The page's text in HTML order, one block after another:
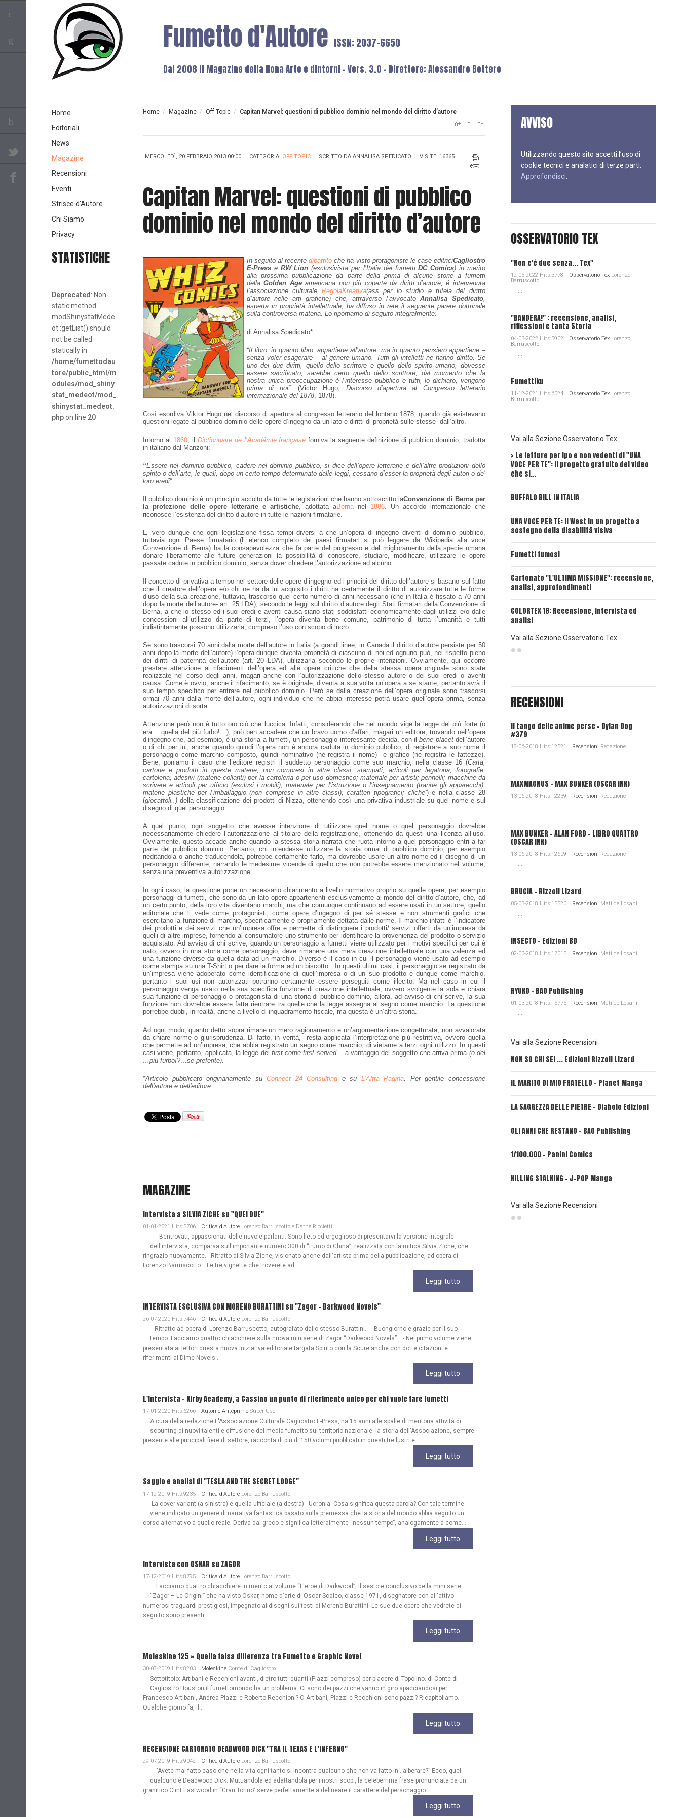
Fumetto d'Autore ISSN: 2037-6650
Dal 2008 il Magazine della Nona Arte e dintorni - Vers. 3.0 - Direttore: Alessandro Bottero
Home / Magazine / Off Topic / Capitan Marvel: questioni di pubblico dominio nel mondo del diritto d’autore
MERCOLEDÌ, 20 FEBBRAIO 2013 00:00 CATEGORIA: OFF TOPIC SCRITTO DA ANNALISA SPEDICATO VISITE: 16365
Capitan Marvel: questioni di pubblico
dominio nel mondo del diritto d’autore
In seguito al recentedibattitoche ha visto protagoniste le case editriciCagliostro
E-Presse RW Lion (esclusivista per l’Italia dei fumettiDC Comics) in merito
alla prossima pubblicazione da parte della prima di alcune storie a fumetti
dellaGolden Ageamericana non più coperte da diritti d’autore, é intervenuta
l’associazione culturale RegolaKreativa(ass per lo studio e tutela del diritto
d’autore nelle arti grafiche) che, attraverso l’avvocatoAnnalisa Spedicato,
esperta in proprietà intellettuale, ha diffuso in rete il seguente parere dottrinale
sulla controversa materia. Lo riportiamo di seguito integralmente:
di Annalisa Spedicato*
“Il libro, in quanto libro, appartiene all’autore, ma in quanto pensiero appartiene –
senza voler esagerare – al genere umano. Tutti gli intelletti ne hanno diritto. Se
uno dei due diritti, quello dello scrittore e quello dello spirito umano, dovesse
essere sacrificato, sarebbe certo quello dello scrittore, dal momento che la
nostra unica preoccupazione è l’interesse pubblico e tutti, lo dichiaro, vengono
prima di noi”.
(Victor Hugo, Discorso d’apertura al Congresso letterario
internazionale del 1878, 1878).
Così esordiva Viktor Hugo nel discorso di apertura al congresso letterario del lontano 1878, quando già esistevano
questioni legate al pubblico dominio delle opere d’ingegno da un lato e diritti di proprietà sulle stesse dall’altro.
Intorno al 1860, il Dictionnaire de l’Académie française forniva la seguente definizione di pubblico dominio, tradotta
in italiano dal Manzoni:
“Essere nel dominio pubblico, cadere nel dominio pubblico, si dice dell’opere letterarie e dell’altre produzioni dello
spirito o dell’arte, le quali, dopo un certo tempo determinato dalle leggi, cessano d’esser la proprietà degli autori o de’
loro eredi”.
Il pubblico dominio è un principio accolto da tutte le legislazioni che hanno sottoscritto laConvenzione di Berna per
la protezione delle opere letterarie e artistiche, adottata aBernanel 1886. Un accordo internazionale che
riconosce l’esistenza del diritto d’autore in tutte le nazioni firmatarie.
E’ vero dunque che ogni legislazione fissa tempi diversi a che un’opera di ingegno diventi di dominio pubblico,
tuttavia ogni Paese firmatario (l’ elenco completo dei paesi firmatari si può leggere da Wikipedia alla voce
Convenzione di Berna) ha la consapevolezza che fa parte del progresso e del miglioramento della specie umana
donare liberamente alle future generazioni la possibilità di conoscere, studiare, modificare, utilizzare le opere
passate cadute in pubblico dominio, senza dover chiedere l’autorizzazione ad alcuno.
Il concetto di privativa a tempo nel settore delle opere d’ingegno ed i principi del diritto dell’autore si basano sul fatto
che il creatore dell’opera e/o chi ne ha da lui acquisito i diritti ha certamente il diritto di autorizzare tutte le forme
d’uso della sua creazione, tuttavia, trascorso quel certo numero di anni necessario (che in Italia è fissato a 70 anni
dopo la morte dell’autore- art. 25 LDA), secondo le leggi sul diritto d’autore degli Stati firmatari della Convenzione di
Berna, a che lo stesso ed i suoi eredi e aventi causa siano stati soddisfatti economicamente dagli utilizzi e/o dalle
concessioni all’utilizzo da parte di terzi, l’opera diventa bene comune, patrimonio di tutta l’umanità e tutti
indistintamente possono utilizzarla, compreso l’uso con scopo di lucro.
Se sono trascorsi 70 anni dalla morte dell’autore in Italia (a grandi linee, in Canada il diritto d’autore persiste per 50
anni dopo la morte dell’autore) l’opera dunque diventa proprietà di ciascuno di noi ed ognuno può, nel rispetto pieno
dei diritti di paternità dell’autore (art. 20 LDA), utilizzarla secondo le proprie intenzioni. Ovviamente, qui occorre
prestare attenzione ai rifacimenti dell’opera ed alle opere critiche che della stessa opera originale sono state
realizzate nel corso degli anni, magari anche con l’autorizzazione dello stesso autore o dei suoi eredi o aventi
causa. Come è ovvio, anche il rifacimento, se è originale, diventa a sua volta un’opera a se stante, pertanto avrà il
suo tempo specifico per entrare nel pubblico dominio. Però se dalla creazione dell’opera originale sono trascorsi
ormai 70 anni dalla morte dell’autore, ogni individuo che ne abbia interesse potrà usare quell’opera prima, senza
autorizzazioni di sorta.
Attenzione però non è tutto oro ciò che luccica. Infatti, considerando che nel mondo vige la legge del più forte (o
era… quella del più furbo!…), può ben accadere che un bravo uomo d’affari, magari un editore, trovando nell’opera
d’ingegno che, ad esempio, è una storia a fumetti, un personaggio interessante decida, con ilbene placet dell’autore
o di chi per lui, anche quando quindi l’opera non è ancora caduta in dominio pubblico, di registrare a suo nome il
personaggio come marchio composto, quindi nominativo (ne registra il nome) e grafico (ne registra le fattezze).
Bene, poniamo il caso che l’editore registri il suddetto personaggio come suo marchio, nella classe 16 (Carta,
cartone e prodotti in queste materie, non compresi in altre classi; stampati; articoli per legatoria; fotografie;
cartoleria; adesivi (materie collanti) per la cartoleria o per uso domestico; materiale per artisti; pennelli; macchine da
scrivere e articoli per ufficio (esclusi i mobili); materiale per l’istruzione o l’insegnamento (tranne gli apparecchi);
materie plastiche per l’imballaggio (non comprese in altre classi); caratteri tipografici; cliche’) e nella classe 28
(giocattoli..)della classificazione dei prodotti di Nizza, ottenendo così una privativa industriale su quel nome e sul
disegno di quel personaggio.
A quel punto, ogni soggetto che avesse intenzione di utilizzare quel nome o quel personaggio dovrebbe
necessariamente chiedere l’autorizzazione al titolare della registrazione, ottenendo da questi una licenza all’uso.
Ovviamente, questo accade anche quando la stessa storia narrata che ruota intorno a quel personaggio entri a far
parte del pubblico dominio. Pertanto, chi intendesse utilizzare la storia ormai di pubblico dominio, per esempio
rieditandola o anche traducendola, potrebbe certamente farlo, ma dovrebbe usare un altro nome ed il disegno di un
personaggio differente, narrando le medesime vicende di quello che non potrebbe essere menzionato nel volume,
senza una preventiva autorizzazione.
In ogni caso, la questione pone un necessario chiarimento a livello normativo proprio su quelle opere, per esempio
personaggi di fumetti, che sono da un lato opere appartenenti esclusivamente al mondo del diritto d’autore, che, ad
un certo punto, della loro vita diventano marchi, ma che comunque continuano ad essere usati in un settore, quello
editoriale che li vede come protagonisti, come opere d’ingegno di per sé stesse e non strumenti grafici che
esercitano la funzione di marchio, specificamente e propriamente dettata dalle norme. Il marchio infatti è l’indicatore
dei prodotti e dei servizi che un’impresa offre e permette di distinguere i prodotti/ servizi offerti da un’impresa da
quelli di altre imprese, fornendo al consumatore uno strumento per identificare la provenienza del prodotto o servizio
acquistato. Ad avviso di chi scrive, quando un personaggio a fumetti viene utilizzato per i motivi specifici per cui è
nato, ovvero in una storia come personaggio, deve rimanere una mera creazione intellettuale con una valenza ed
una funzione diverse da quella data ad un marchio. Diverso è il caso in cui il personaggio viene usato ad esempio
come stampa su una T-Shirt o per dare la forma ad un biscotto. In questi ultimi casi, il personaggio se registrato da
un’impresa viene adoperato come identificazione di quell’impresa o di un suo prodotto e dunque come marchio,
pertanto i suoi usi non autorizzati potranno certamente essere perseguiti come illecito. Ma nel caso in cui il
personaggio venga usato nella sua specifica funzione di creazione intellettuale, ovvero svolgente la sola e chiara
sua funzione di personaggio o protagonista di una storia di pubblico dominio, allora, ad avviso di chi scrive, la sua
funzione non dovrebbe essere fatta rientrare tra quelle che la legge assegna al segno come marchio. La questione
porrebbe dubbi, in realtà, anche a livello di inquadramento fiscale, ma questa è un’altra storia.
Ad ogni modo, quanto detto sopra rimane un mero ragionamento e un’argomentazione congetturata, non avvalorata
da chiare norme o giurisprudenza. Di fatto, in verità, resta applicata l’interpretazione più restrittiva, ovvero quella
che permette ad un’impresa, che abbia registrato un segno come marchio, di vietarne a terzi ogni utilizzo. In questi
casi viene, pertanto, applicata, la legge del first come first served… a vantaggio del soggetto che arriva prima (o del
…più furbo!?…se preferite).
*Articolo pubblicato originariamente suConnect 24 Consulting e su L'Altra Pagina. Per gentile concessione
dell'autore e dell'editore.
MAGAZINE
Intervista a SILVIA ZICHE su "QUEI DUE"
01-01-2021 Hits:5706 Critica d'AutoreLorenzo Barruscotto e Dafne Riccietti
Bentrovati, appassionati delle nuvole parlanti. Sono lieto ed orgoglioso di presentarvi la versione integrale
dell'intervista, comparsa sull'importante numero 300 di “Fumo di China”, realizzata con la mitica Silvia Ziche, che
ringrazio nuovamente. Ritratto di Silvia Ziche, visionato anche dall'artista prima della pubblicazione, ad opera di
Lorenzo Barruscotto. Le tre vignette che troverete ad...
Leggi tutto
INTERVISTA ESCLUSIVA CON MORENO BURATTINI su "Zagor - Darkwood Novels"
26-07-2020 Hits:7446 Critica d'AutoreLorenzo Barruscotto
Ritratto ad opera di Lorenzo Barruscotto, autografato dallo stesso Burattini. Buongiorno e grazie per il suo
tempo. Facciamo quattro chiacchiere sulla nuova miniserie di Zagor “Darkwood Novels”. - Nel primo volume viene
presentata ai lettori questa nuova iniziativa editoriale targata Spirito con la Scure anche con dotte citazioni e
riferimenti ai Dime Novels...
Leggi tutto
L'Intervista - Kirby Academy, a Cassino un punto di riferimento unico per chi vuole fare fumetti
17-01-2020 Hits:6266 Autori e AnteprimeSuper User
A cura della redazione L'Associazione Culturale Cagliostro E-Press, ha 15 anni alle spalle di meritoria attività di
scountng di nuovi talenti e diffusione del media fumetto sul territorio nazionale: la storia dell'Associazione, sempre
presente alle principali fiere di settore, racconta di più di 150 volumi pubblicati in questi tre lustri e...
Leggi tutto
Saggio e analisi di "TESLA AND THE SECRET LODGE"
17-12-2019 Hits:9235 Critica d'AutoreLorenzo Barruscotto
La cover variant (a sinistra) e quella ufficiale (a destra) Ucronia. Cosa significa questa parola? Con tale termine
viene indicato un genere di narrativa fantastica basato sulla premessa che la storia del mondo abbia seguito un
corso alternativo a quello reale. Deriva dal greco e significa letteralmente “nessun tempo”, analogamente a come...
Leggi tutto
Intervista con OSKAR su ZAGOR
17-12-2019 Hits:8795 Critica d'AutoreLorenzo Barruscotto
Facciamo quattro chiacchiere in merito al volume “L'eroe di Darkwood”, il sesto e conclusivo della mini serie
“Zagor – Le Origini” che ha visto Oskar, nome d'arte di Oscar Scalco, classe 1971, disegnatore con all'attivo
numerosi traguardi prestigiosi, impegnato ai disegni sui testi di Moreno Burattini. Le sue due opere che vedrete di
seguito sono presenti...
Leggi tutto
Moleskine 125 » Quella falsa differenza tra Fumetto e Graphic Novel
30-08-2019 Hits:8203 MoleskineConte di Cagliostro
Sottotitolo: Artibani e Recchioni avanti, dietro tutti quanti (Plazzi compreso) per piacere di Topolino. di Conte di
Cagliostro Houston il fumettomondo ha un problema. Ci sono dei pazzi che vanno in giro spacciandosi per
Francesco Artibani, Andrea Plazzi e Roberto Recchioni? O Artibani, Plazzi e Recchioni sono pazzi? Ricapitoliamo.
Qualche giorno fa, il...
Leggi tutto
RECENSIONE CARTONATO DEADWOOD DICK "TRA IL TEXAS E L'INFERNO"
29-07-2019 Hits:9042 Critica d'AutoreLorenzo Barruscotto
"Avete mai fatto caso che nella vita ogni tanto si incontra qualcuno che non va fatto in…alberare?” Ecco, quel
qualcuno è Deadwood Dick. Mutuandola ed adattandola per i nostri scopi, la celeberrima frase pronunciata da un
granitico Clint Eastwood in “Gran Torino” serve perfettamente a delineare il carattere del personaggio...
Leggi tutto
AVVISO
Utilizzando questo sito accetti l’uso di
cookie tecnici e analatici di terze parti.
Approfondisci
OSSERVATORIO TEX
"Non c'è due senza... Tex"
12-05-2022 Hits:3778 Osservatorio TexLorenzo
Barruscotto
...
"BANDERA!" : recensione, analisi,
riflessioni e tanta Storia
04-03-2022 Hits:5902 Osservatorio TexLorenzo
Barruscotto
...
Fumettiku
11-12-2021 Hits:6024 Osservatorio TexLorenzo
Barruscotto
...
Vai alla Sezione Osservatorio Tex
> Le letture per ipo e non vedenti di "UNA
VOCE PER TE": il progetto gratuito dei video
che si…
BUFFALO BILL IN ITALIA
UNA VOCE PER TE: il West in un progetto a
sostegno della disabilità visiva
Fumetti fumosi
Cartonato "L'ULTIMA MISSIONE": recensione,
analisi, approfondimenti
COLORTEX 18: Recensione, intervista ed
analisi
UNA
UNA
UNA
UNA
Vai alla Sezione Osservatorio Tex
RECENSIONI
Il tango delle anime perse - Dylan Dog
#379
18-06-2018 Hits:12521 Recensioni Redazione
...
MAXMAGNUS – MAX BUNKER (OSCAR INK)
13-06-2018 Hits:12239 Recensioni Redazione
...
MAX BUNKER – ALAN FORD – LIBRO QUATTRO
(OSCAR INK)
13-06-2018 Hits:12609 Recensioni Redazione
...
BRUCIA - Rizzoli Lizard
05-03-2018 Hits:15520 Recensioni Matilde Losani
...
INSECTO - Edizioni BD
02-03-2018 Hits:17015 Recensioni Matilde Losani
...
RYUKO - BAO Publishing
01-03-2018 Hits:15775 Recensioni Matilde Losani
...
Vai alla Sezione Recensioni
NON SO CHI SEI ... Edizioni Rizzoli Lizard
IL MARITO DI MIO FRATELLO - Planet Manga
LA SAGGEZZA DELLE PIETRE - Diabolo Edizioni
GLI ANNI CHE RESTANO - BAO Publishing
1/100.000 - Panini Comics
KILLING STALKING - J-POP Manga
Vai alla Sezione Recensioni
Home
Editoriali
News
Magazine
Recensioni
Eventi
Strisce d'Autore
Chi Siamo
Privacy
STATISTICHE
Deprecated : Non-
static method
modShinystatMede
ot::getList() should
not be called
statically in
/home/fumettodau
tore/public_html/m
odules/mod_shiny
stat_medeot/mod_
shinystat_medeot.
phpon line 20